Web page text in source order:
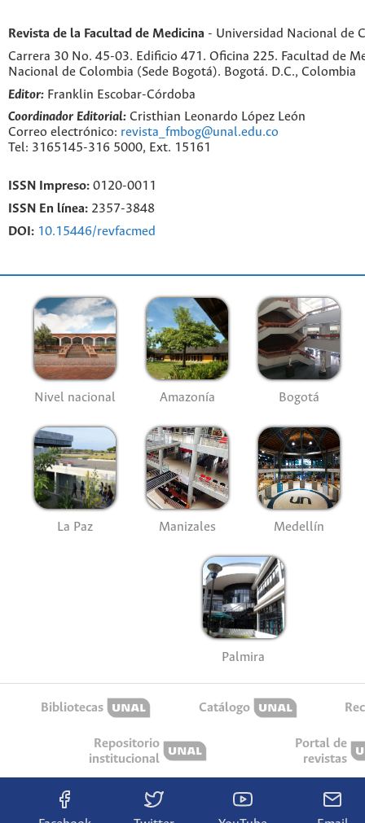
Revista de la Facultad de Medicina - Universidad Nacional de
Carrera 30 No. 45-03. Edificio 471. Oficina 225. Facultad de
Nacional de Colombia (Sede Bogotá). Bogotá. D.C., Colombia
Editor: Franklin Escobar-Córdoba
Coordinador Editorial: Cristhian Leonardo López León
Correo electrónico: revista_fmbog@unal.edu.co
Tel: 3165145-316 5000, Ext. 15161
ISSN Impreso: 0120-0011
ISSN En línea: 2357-3848
DOI: 10.15446/revfacmed
Nivel nacional Amazonía Bogotá
La Paz Manizales Medellín
Palmira
Bibliotecas Catálogo
Repositorio
institucional
Portal de
revistas